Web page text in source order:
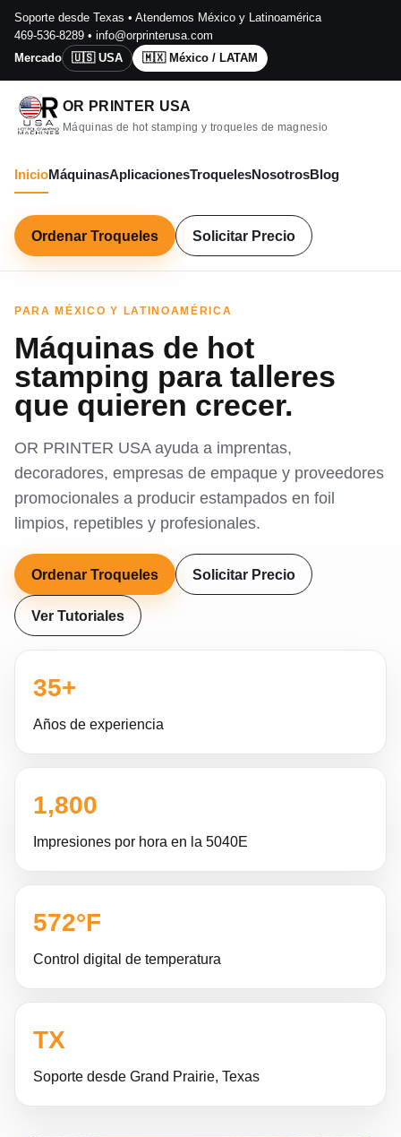
Soporte desde Texas • Atendemos México y Latinoamérica
469-536-8289 • info@orprinterusa.com
Mercado
🇺🇸 USA 🇲🇽 México / LATAM
OR PRINTER USA
Máquinas de hot stamping y troqueles de magnesio
InicioMáquinasAplicacionesTroquelesNosotrosBlog
Ordenar Troqueles Solicitar Precio
PARA MÉXICO Y LATINOAMÉRICA
Máquinas de hot
stamping para talleres
que quieren crecer.
OR PRINTER USA ayuda a imprentas,
decoradores, empresas de empaque y proveedores
promocionales a producir estampados en foil
limpios, repetibles y profesionales.
Ordenar Troqueles Solicitar Precio
Ver Tutoriales
35+
Años de experiencia
1,800
Impresiones por hora en la 5040E
572°F
Control digital de temperatura
TX
Soporte desde Grand Prairie, Texas